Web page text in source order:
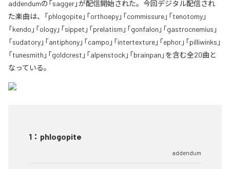
addendumの「sagger」が配信開始された。今回デジタル配信され
た楽曲は、「phlogopite」「orthoepy」「commissure」「tenotomy」
「kendo」「ology」「sippet」「prelatism」「gonfalon」「gastrocnemius」
「sudatory」「antiphony」「campo」「intertexture」「ephor」「pilliwinks」
「tunesmith」「goldcrest」「alpenstock」「brainpan」を含む全20曲と
なっている。
1 ： phlogopite
addendum